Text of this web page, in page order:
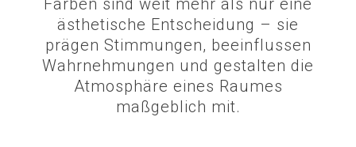
Farben sind weit mehr als nur eine
ästhetische Entscheidung – sie
prägen Stimmungen, beeinflussen
Wahrnehmungen und gestalten die
Atmosphäre eines Raumes
maßgeblich mit.